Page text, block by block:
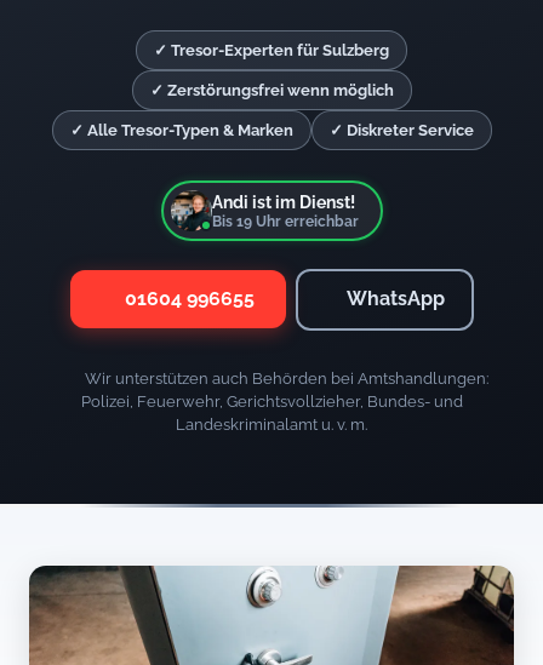
✓ Tresor-Experten für Sulzberg
✓ Zerstörungsfrei wenn möglich
✓ Alle Tresor-Typen & Marken ✓ Diskreter Service
Andi ist im Dienst!
Bis 19Uhr erreichbar
01604 996655 WhatsApp
Wir unterstützen auch Behörden bei Amtshandlungen:
Polizei, Feuerwehr, Gerichtsvollzieher, Bundes- und
Landeskriminalamt u. v. m.